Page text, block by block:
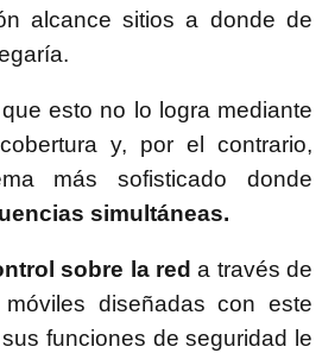
alcance sitios a donde de
esto no lo logra mediante
y, por el contrario,
más sofisticado donde
simultáneas.
sobre la red a través de
diseñadas con este
funciones de seguridad le